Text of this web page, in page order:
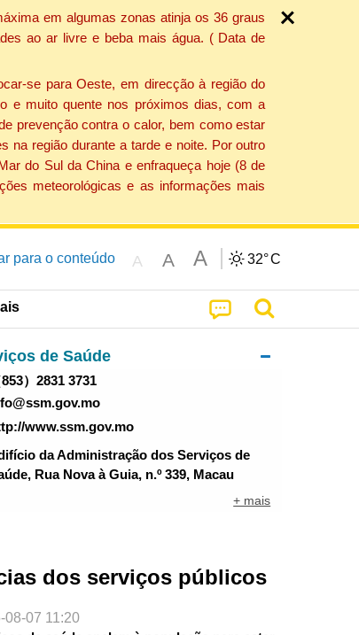
em algumas zonas atinja os 36 graus
ao ar livre e beba mais água. ( Data de
se para Oeste, em direcção à região do
e muito quente nos próximos dias, com a
prevenção contra o calor, bem como estar
na região durante a tarde e noite. Por outro
do Sul da China e enfraqueça hoje (8 de
meteorológicas e as informações mais
para o conteúdo A A A 32°C
de Saúde
853）2831 3731
www.ssm.gov.mo
da Administração dos Serviços de
Rua Nova à Guia, n.º 339, Macau
+ mais
dos serviços públicos
08-07 11:20